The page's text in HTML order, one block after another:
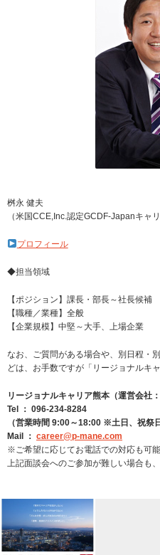
桝永 健夫
（米国CCE,Inc.認定GCDF-Japanキャ
プロフィール
◆担当領域
【ポジション】課長・部長～社長候補
【職種／業種】全般
【企業規模】中堅～大手、上場企業
なお、ご質問がある場合や、別日程・
どは、お手数ですが「リージョナルキ
リージョナルキャリア熊本（運営会社
Tel ： 096-234-8284
（営業時間 9:00～18:00 ※土日、祝祭
Mail ： career@p-mane.com
※ご希望に応じてお電話での対応も可能
上記面談会へのご参加が難しい場合も